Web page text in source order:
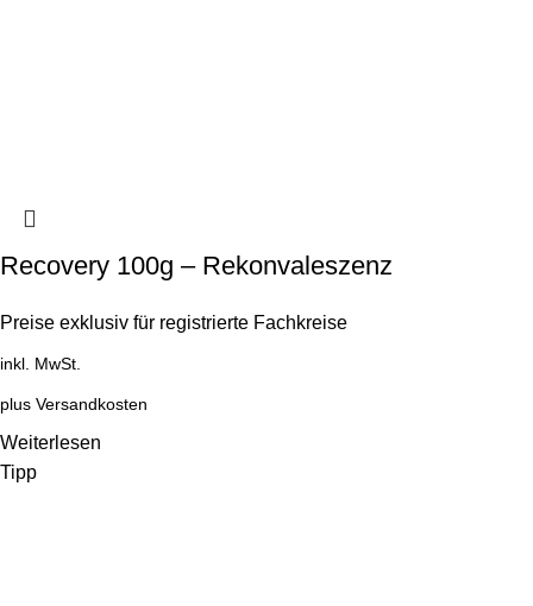
Recovery 100g – Rekonvaleszenz
Preise exklusiv für registrierte Fachkreise
inkl. MwSt.
plus Versandkosten
Weiterlesen
Tipp